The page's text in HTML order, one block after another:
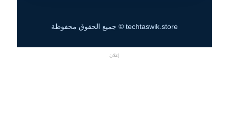
techtaswik.store © جميع الحقوق محفوظة
إعلان